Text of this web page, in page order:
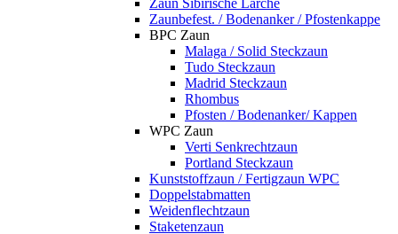
Zaunbefest. / Bodenanker / Pfostenkappe
BPC Zaun
Malaga / Solid Steckzaun
Tudo Steckzaun
Madrid Steckzaun
Rhombus
Pfosten / Bodenanker/ Kappen
WPC Zaun
Verti Senkrechtzaun
Portland Steckzaun
Kunststoffzaun / Fertigzaun WPC
Doppelstabmatten
Weidenflechtzaun
Staketenzaun